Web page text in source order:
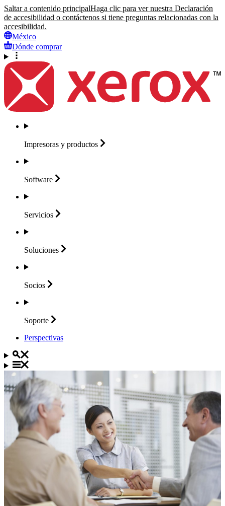
Saltar a contenido principalHaga clic para ver nuestra Declaración
de accesibilidad o contáctenos si tiene preguntas relacionadas con la
accesibilidad.
México
Dónde comprar
Impresoras y productos
Software
Servicios
Soluciones
Socios
Soporte
Perspectivas